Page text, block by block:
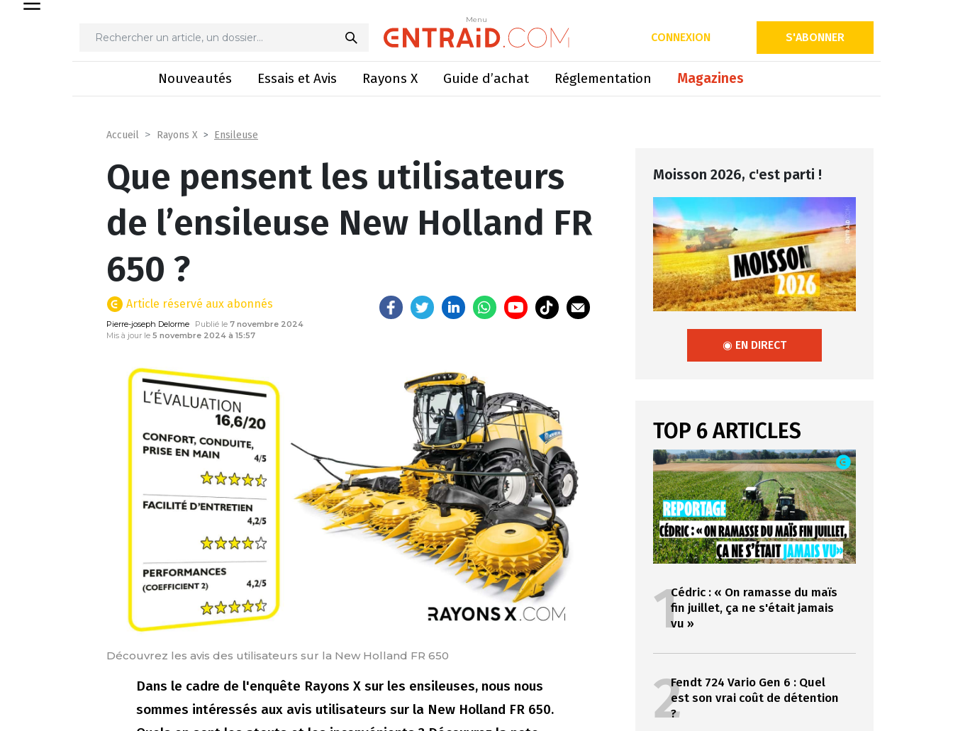
Menu
CONNEXION S'ABONNER
Nouveautés Essais et Avis Rayons X Guide d’achat Réglementation Magazines
Menu
Que pensent les utilisateurs de l’ensileuse New Holland FR 650 ?
Accueil Rayons X Ensileuse
Que pensent les utilisateurs
de l’ensileuse New Holland FR
650 ?
Article réservé aux abonnés
Pierre-joseph Delorme Publié le 7 novembre 2024
Mis à jour le 5 novembre 2024 à 15:57
Découvrez les avis des utilisateurs sur la New Holland FR 650
Dans le cadre de l'enquête Rayons X sur les ensileuses, nous nous
sommes intéressés aux avis utilisateurs sur la New Holland FR 650.
Moisson 2026, c'est parti !
◉ EN DIRECT
TOP 6 ARTICLES
1Cédric : « On ramasse du maïs
fin juillet, ça ne s'était jamais
vu »
2Fendt 724 Vario Gen 6 : Quel
est son vrai coût de détention
?